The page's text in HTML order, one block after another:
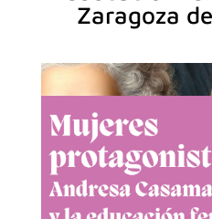
Zaragoza